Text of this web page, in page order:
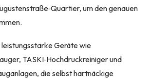
um den genauen
Geräte wie
TASKI‑Hochdruckreiniger und
die selbst hartnäckige